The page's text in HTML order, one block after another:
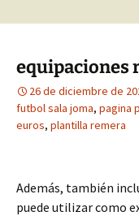
equipaciones
26 de diciembre de
futbol sala joma, pagina
euros, plantilla remera
Además, también
puede utilizar como